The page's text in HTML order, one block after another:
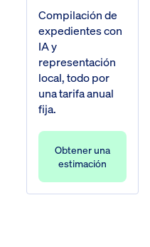
Compilación de
expedientes con
IA y
representación
local, todo por
una tarifa anual
fija.
Obtener una
estimación